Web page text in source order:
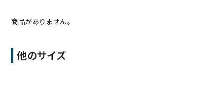
商品がありません。
他のサイズ